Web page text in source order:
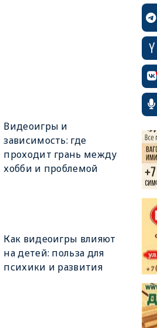
Видеоигры и
зависимость: где
проходит грань между
хобби и проблемой
Как видеоигры влияют
на детей: польза для
психики и развития